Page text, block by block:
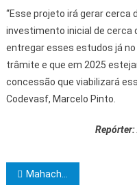
“Esse projeto irá gerar cerca
investimento inicial de cerca
entregar esses estudos já
trâmite e que em 2025
concessão que viabilizará
Codevasf, Marcelo Pinto.
Repórter:
Navegação de
Mahachoan 54 anos de história maçônica e social